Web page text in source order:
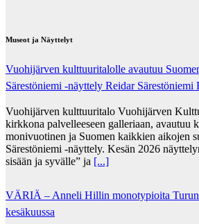
Museot ja Näyttelyt
Vuohijärven kulttuuritalolle avautuu
Särestöniemi -näyttely Reidar Särestöniemi
Vuohijärven kulttuuritalo Vuohijärven
kirkkona palvelleeseen galleriaan, avautuu
monivuotinen ja Suomen kaikkien aikojen
Särestöniemi -näyttely. Kesän 2026
sisään ja syvälle” ja [...]
VÄRIÄ – Anneli Hillin monotypioita Turun
kesäkuussa